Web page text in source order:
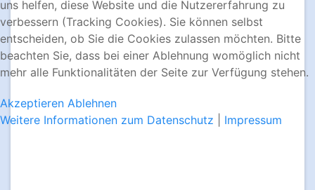
uns helfen, diese Website und die Nutzererfahrung zu
verbessern (Tracking Cookies). Sie können selbst
entscheiden, ob Sie die Cookies zulassen möchten. Bitte
beachten Sie, dass bei einer Ablehnung womöglich nicht
mehr alle Funktionalitäten der Seite zur Verfügung stehen.
Akzeptieren Ablehnen
Weitere Informationen zum Datenschutz
Impressum